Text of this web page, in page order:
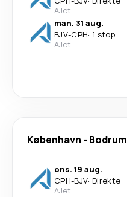
AJet
man. 31 aug.
BJV-CPH· 1 stop
AJet
København - Bodrum
ons. 19 aug.
CPH-BJV· Direkte
AJet